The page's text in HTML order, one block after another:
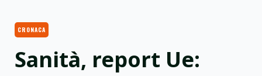
CRONACA
Sanità, report Ue: